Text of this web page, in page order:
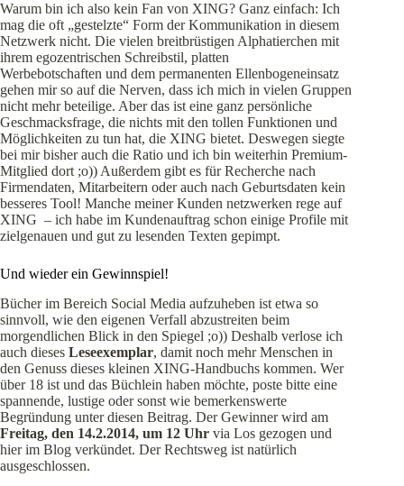
Warum bin ich also kein Fan von XING? Ganz einfach: Ich
mag die oft „gestelzte“ Form der Kommunikation in diesem
Netzwerk nicht. Die vielen breitbrüstigen Alphatierchen mit
ihrem egozentrischen Schreibstil, platten
Werbebotschaften und dem permanenten Ellenbogeneinsatz
gehen mir so auf die Nerven, dass ich mich in vielen Gruppen
nicht mehr beteilige. Aber das ist eine ganz persönliche
Geschmacksfrage, die nichts mit den tollen Funktionen und
Möglichkeiten zu tun hat, die XING bietet. Deswegen siegte
bei mir bisher auch die Ratio und ich bin weiterhin Premium-
Mitglied dort ;o)) Außerdem gibt es für Recherche nach
Firmendaten, Mitarbeitern oder auch nach Geburtsdaten kein
besseres Tool! Manche meiner Kunden netzwerken rege auf
XING – ich habe im Kundenauftrag schon einige Profile mit
zielgenauen und gut zu lesenden Texten gepimpt.
Und wieder ein Gewinnspiel!
Bücher im Bereich Social Media aufzuheben ist etwa so
sinnvoll, wie den eigenen Verfall abzustreiten beim
morgendlichen Blick in den Spiegel ;o)) Deshalb verlose ich
auch dieses Leseexemplar, damit noch mehr Menschen in
den Genuss dieses kleinen XING-Handbuchs kommen. Wer
über 18 ist und das Büchlein haben möchte, poste bitte eine
spannende, lustige oder sonst wie bemerkenswerte
Begründung unter diesen Beitrag. Der Gewinner wird am
Freitag, den 14.2.2014, um 12 Uhr via Los gezogen und
hier im Blog verkündet. Der Rechtsweg ist natürlich
ausgeschlossen.